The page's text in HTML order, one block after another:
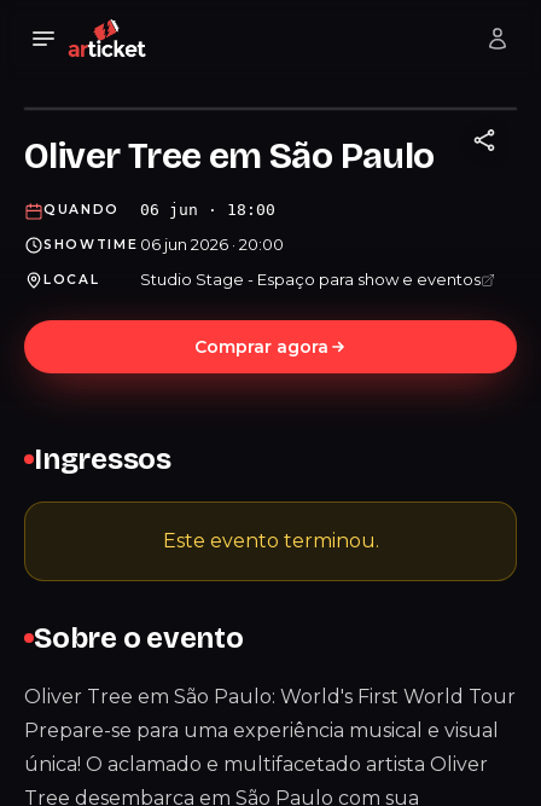
Oliver Tree em São Paulo
QUANDO 06 jun · 18:00
SHOWTIME 06 jun 2026 · 20:00
LOCAL Studio Stage - Espaço para show e eventos
Comprar agora
Sobre o evento
Oliver Tree em São Paulo: World's First World Tour
Prepare-se para uma experiência musical e visual
única! O aclamado e multifacetado artista Oliver
Tree desembarca em São Paulo com sua
Ingressos
Este evento terminou.